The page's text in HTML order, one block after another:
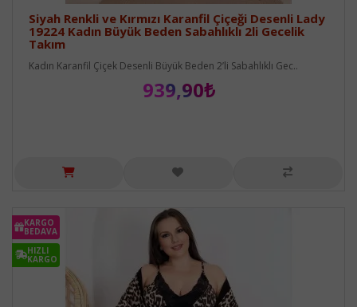
Siyah Renkli ve Kırmızı Karanfil Çiçeği Desenli Lady
19224 Kadın Büyük Beden Sabahlıklı 2li Gecelik
Takım
Kadın Karanfil Çiçek Desenli Büyük Beden 2’li Sabahlıklı Gec..
939,90₺
KARGO
BEDAVA
HIZLI
KARGO